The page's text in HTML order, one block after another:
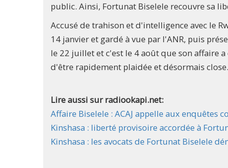
public. Ainsi, Fortunat Biselele recouvre sa
Accusé de trahison et d'intelligence avec le
14 janvier et gardé à vue par l'ANR, puis
le 22 juillet et c'est le 4 août que son affaire
d'être rapidement plaidée et désormais close.
Lire aussi sur radiookapi.net:
Affaire Biselele : ACAJ appelle aux
Kinshasa : liberté provisoire accordée à
Kinshasa : les avocats de Fortunat Biselele